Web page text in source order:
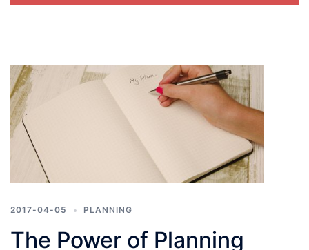
2017-04-05 PLANNING
The Power of Planning